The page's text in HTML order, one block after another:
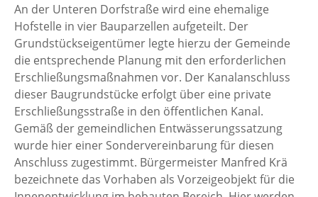
An der Unteren Dorfstraße wird eine ehemalige
Hofstelle in vier Bauparzellen aufgeteilt. Der
Grundstückseigentümer legte hierzu der Gemeinde
die entsprechende Planung mit den erforderlichen
Erschließungsmaßnahmen vor. Der Kanalanschluss
dieser Baugrundstücke erfolgt über eine private
Erschließungsstraße in den öffentlichen Kanal.
Gemäß der gemeindlichen Entwässerungssatzung
wurde hier einer Sondervereinbarung für diesen
Anschluss zugestimmt. Bürgermeister Manfred Krä
bezeichnete das Vorhaben als Vorzeigeobjekt für die